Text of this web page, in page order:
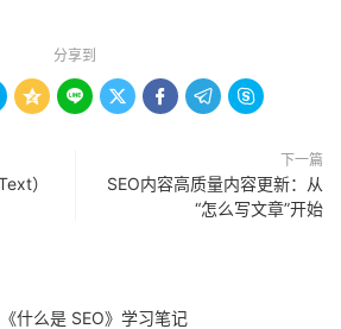
分享到
     
）
下一篇
SEO内容高质量内容更新：从
“怎么写文章”开始
《什么是 SEO》学习笔记